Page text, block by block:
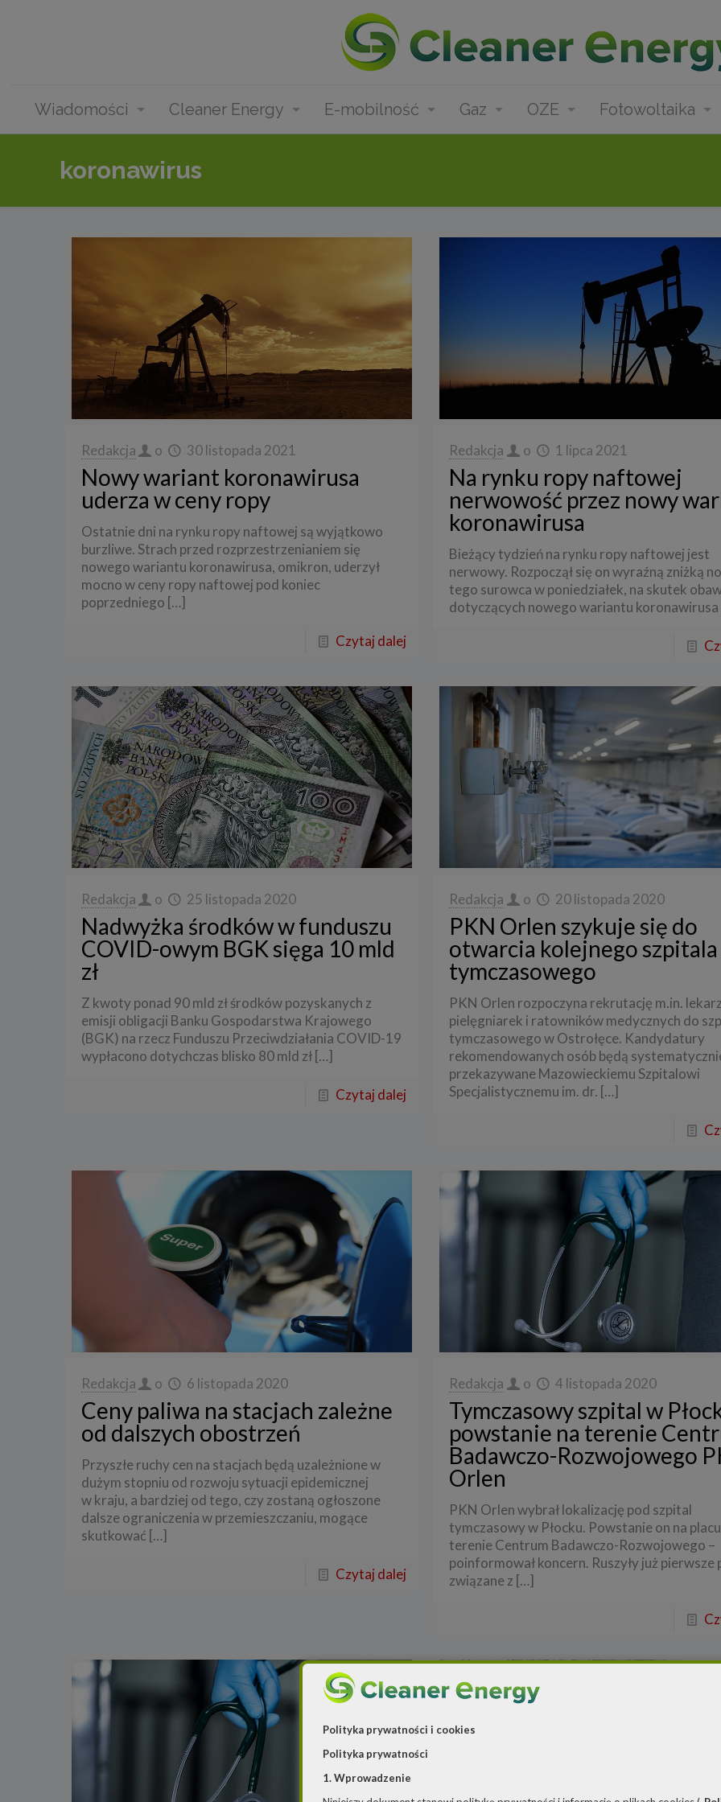
Wiadomości Cleaner Energy E-mobilność Gaz OZE Fotowoltaika
koronawirus
Redakcja o 30 listopada 2021
Nowy wariant koronawirusa
uderza w ceny ropy
Ostatnie dni na rynku ropy naftowej są wyjątkowo
burzliwe. Strach przed rozprzestrzenianiem się
nowego wariantu koronawirusa, omikron, uderzył
mocno w ceny ropy naftowej pod koniec
poprzedniego […]
Czytaj dalej
Redakcja o 1 lipca 2021
Na rynku ropy naftowej
nerwowość przez nowy
koronawirusa
Bieżący tydzień na rynku ropy naftowej jest
nerwowy. Rozpoczął się on wyraźną zniżką
tego surowca w poniedziałek, na skutek
dotyczących nowego wariantu koronawirusa
Redakcja o 25 listopada 2020
Nadwyżka środków w funduszu
COVID-owym BGK sięga 10 mld
zł
Z kwoty ponad 90 mld zł środków pozyskanych z
emisji obligacji Banku Gospodarstwa Krajowego
(BGK) na rzecz Funduszu Przeciwdziałania COVID-19
wypłacono dotychczas blisko 80 mld zł[…]
Czytaj dalej
Redakcja o 20 listopada 2020
PKN Orlen szykuje się do
otwarcia kolejnego szpitala
tymczasowego
PKN Orlen rozpoczyna rekrutację m.in.
pielęgniarek i ratowników medycznych do
tymczasowego w Ostrołęce. Kandydatury
rekomendowanych osób będą
przekazywane Mazowieckiemu Szpitalowi
Specjalistycznemu im. dr. […]
Redakcja o 6 listopada 2020
Ceny paliwa na stacjach zależne
od dalszych obostrzeń
Przyszłe ruchy cen na stacjach będą uzależnione w
dużym stopniu od rozwoju sytuacji epidemicznej
w kraju, a bardziej od tego, czy zostaną ogłoszone
dalsze ograniczenia w przemieszczaniu, mogące
skutkować […]
Czytaj dalej
Redakcja o 4 listopada 2020
Tymczasowy szpital w
powstanie na terenie
Badawczo-Rozwojowego
Orlen
PKN Orlen wybrał lokalizację pod szpital
tymczasowy w Płocku. Powstanie on na
terenie Centrum Badawczo-Rozwojowego –
poinformował koncern. Ruszyły już pierwsze
związane z […]
Polityka prywatności i cookies
Polityka prywatności
1. Wprowadzenie